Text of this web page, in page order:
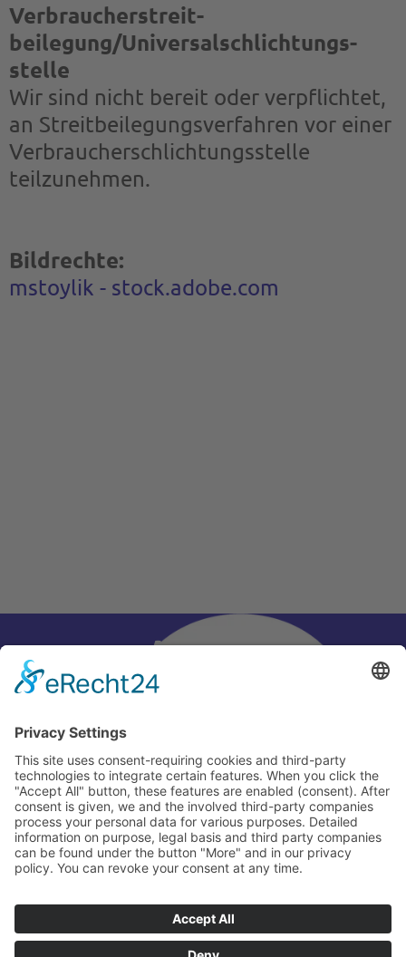
Verbraucher­streit­
beilegung/Universal­schlichtungs­
stelle
Wir sind nicht bereit oder verpflichtet,
an Streitbeilegungsverfahren vor einer
Verbraucherschlichtungsstelle
teilzunehmen.
Bildrechte:
mstoylik - stock.adobe.com
Adresse
CI-Sky GmbH
Öffnungszeiten
Montag - Freitag: 8 – 18 Uhr
​​Samstag: 8 – 16 Uhr
Termine nach Vereinbarung
Impressum
Datenschutz